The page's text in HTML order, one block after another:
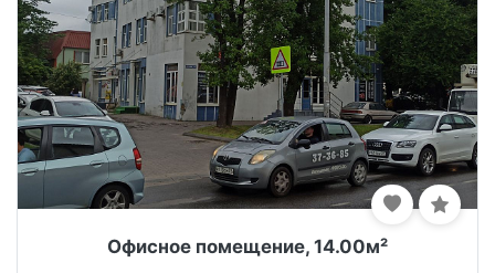
Офисное помещение, 14.00м²